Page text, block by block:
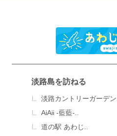
淡路島を訪ねる
淡路カントリーガーデン..
AiAii -藍藍-..
道の駅 あわじ..